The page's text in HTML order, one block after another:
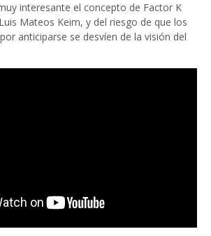
interesante el concepto de Factor K
Mateos Keim, y del riesgo de que los
anticiparse se desvíen de la visión del